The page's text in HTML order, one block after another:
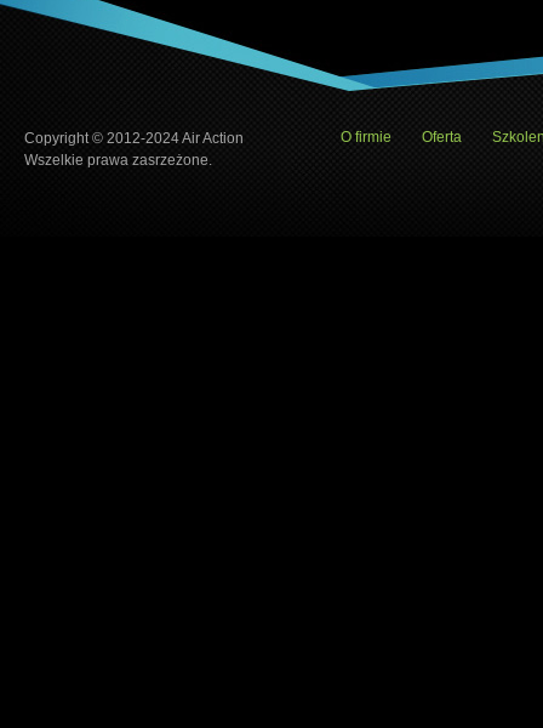
O firmie Oferta
Copyright © 2012-2024 Air Action
Wszelkie prawa zasrzeżone.